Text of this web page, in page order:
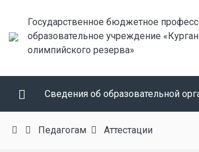
Государственное бюджетное
образовательное учреждение
олимпийского резерва»
Сведения об образовательной
Педагогам Аттестации